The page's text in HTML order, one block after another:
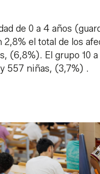
de 0 a 4 años
2,8% el total de los
(6,8%). El grupo 10
557 niñas, (3,7%) .